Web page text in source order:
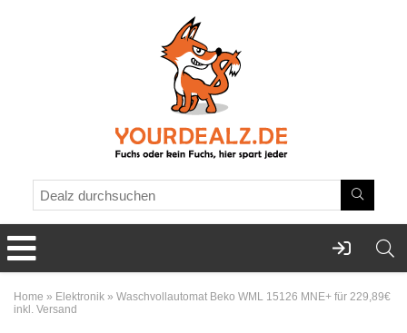
Home » Elektronik » Waschvollautomat Beko WML 15126 MNE+ für 229,89€
inkl. Versand